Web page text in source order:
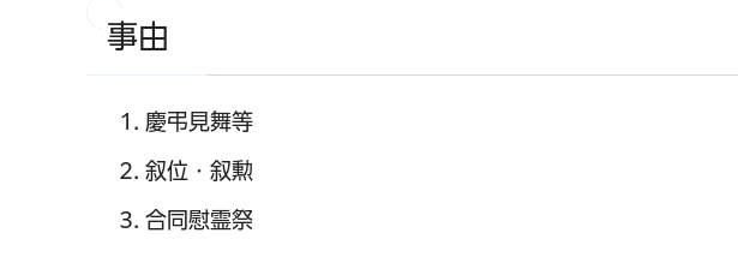
事由
慶弔見舞等
叙位・叙勲
合同慰霊祭